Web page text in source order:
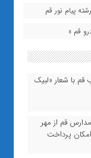
قم با شعار «لبیک
قم از مهر
امکان پرداخت